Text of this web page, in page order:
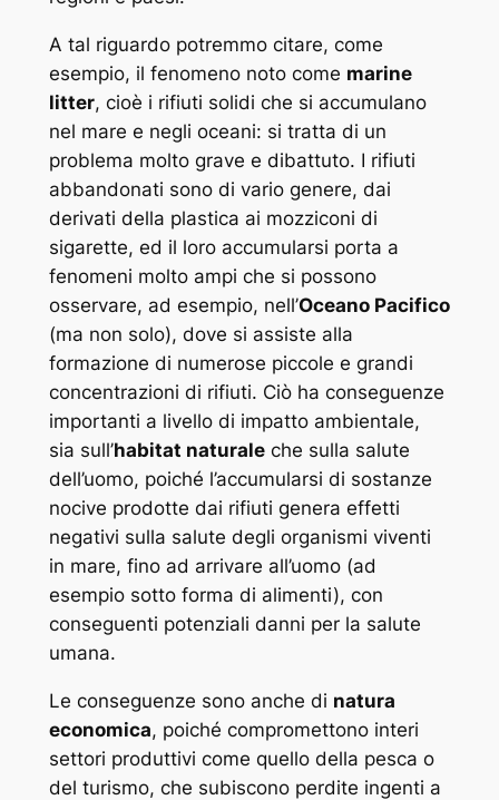
A tal riguardo potremmo citare, come
esempio, il fenomeno noto come marine
litter, cioè i rifiuti solidi che si accumulano
nel mare e negli oceani: si tratta di un
problema molto grave e dibattuto. I rifiuti
abbandonati sono di vario genere, dai
derivati della plastica ai mozziconi di
sigarette, ed il loro accumularsi porta a
fenomeni molto ampi che si possono
osservare, ad esempio, nell’Oceano Pacifico
(ma non solo), dove si assiste alla
formazione di numerose piccole e grandi
concentrazioni di rifiuti. Ciò ha conseguenze
importanti a livello di impatto ambientale,
sia sull’habitat naturaleche sulla salute
dell’uomo, poiché l’accumularsi di sostanze
nocive prodotte dai rifiuti genera effetti
negativi sulla salute degli organismi viventi
in mare, fino ad arrivare all’uomo (ad
esempio sotto forma di alimenti), con
conseguenti potenziali danni per la salute
umana.
Le conseguenze sono anche di natura
economica, poiché compromettono interi
settori produttivi come quello della pesca o
del turismo, che subiscono perdite ingenti a